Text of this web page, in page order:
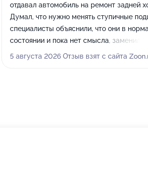
отдавал автомобиль на ремонт задней
Думал, что нужно менять ступичные
специалисты объяснили, что они в
состоянии и пока нет смысла, заменили
пыльники приводов. Мне понравилась
5 августа 2026 Отзыв взят с сайта